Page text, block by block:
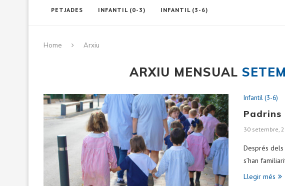
PETJADES INFANTIL (0-3) INFANTIL (3-6)
Home Arxiu
ARXIU MENSUAL
Infantil (3-6)
30 setembre,
Després
s’han
Llegir més